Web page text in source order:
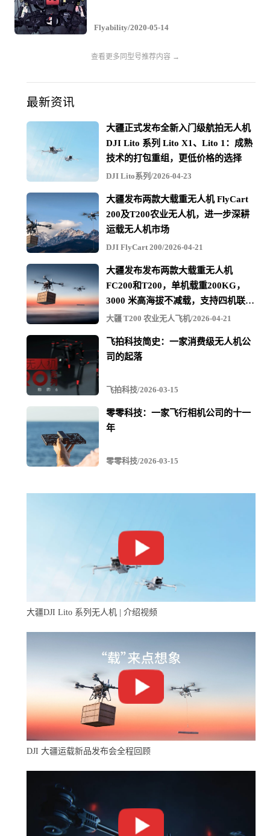
耐碰撞的笼子-使其成为室内检查场景的理想选择，允许频
繁，安全地碰触资产
像机可在进行检查的同时捕获高质量的可视数据
明系统，使检查员可以模仿手电筒的有人检查员的技术来
识别资产缺陷
稳定和距离锁定-系统和传感器即使在GPS受限的环境中也
可以实现稳定的飞行，并且允许检查员“锁定”无人机到被
检查物体的距离
Inspector软件-允许高效，用户友好的数据查看和报告生成
结论
与传统的检查方法相比，检查员需要绳索和脚手架的支撑
下才能实际进入油箱，Elios 2则不需要这些，大大改善了
工作状况，包括帮助PERTAMINA节省时间和金钱，并增
加了现场安全性并提高了检查过程的整体效率。
确的维护类型，并最终显着提高速度和准确性。”
-Pertamina EP油气运输经理Almuayat Librata
原油储罐任务详细信息
结构，包括：
Flyability/2020-05-14
查看更多同型号推荐内容 →
最新资讯
大疆正式发布全新入门级航拍无人机
DJI Lito 系列 Lito X1、Lito 1：成熟
技术的打包重组，更低价格的选择
DJI Lito系列/2026-04-23
大疆发布两款大载重无人机 FlyCart
200及T200农业无人机，进一步深耕
运载无人机市场
DJI FlyCart 200/2026-04-21
大疆发布发布两款大载重无人机
FC200和T200，单机载重200KG，
3000 米高海拔不减载，支持四机联吊
最多600KG
大疆 T200 农业无人飞机/2026-04-21
飞拍科技简史：一家消费级无人机公
司的起落
飞拍科技/2026-03-15
零零科技：一家飞行相机公司的十一
年
零零科技/2026-03-15
大疆DJI Lito 系列无人机 | 介绍视频
DJI 大疆运载新品发布会全程回顾